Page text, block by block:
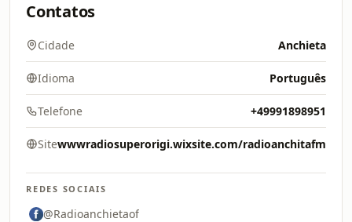
Contatos
Cidade Anchieta
Idioma Português
Telefone +49991898951
Sitewwwradiosuperorigi.wixsite.com/radioanchitafm
REDES SOCIAIS
@Radioanchietaof